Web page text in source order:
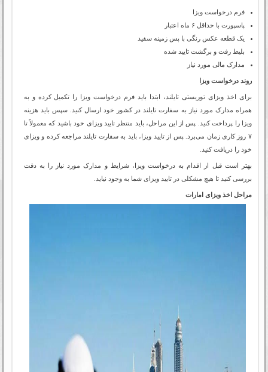
فرم درخواست ویزا
پاسپورت با حداقل ۶ ماه اعتبار
یک قطعه عکس رنگی با پس زمینه سفید
بلیط رفت و برگشت تایید شده
مدارک مالی مورد نیاز
روند درخواست ویزا
برای اخذ ویزای توریستی تایلند، ابتدا باید فرم درخواست ویزا را تکمیل کرده و به
همراه مدارک مورد نیاز به سفارت تایلند در کشور خود ارسال کنید. سپس باید هزینه
ویزا را پرداخت کنید. پس از این مراحل، باید منتظر تایید ویزای خود باشید که معمولاً تا
۷ روز کاری زمان می‌برد. پس از تایید ویزا، باید به سفارت تایلند مراجعه کرده و ویزای
خود را دریافت کنید.
بهتر است قبل از اقدام به درخواست ویزا، شرایط و مدارک مورد نیاز را به دقت
بررسی کنید تا هیچ مشکلی در تایید ویزای شما به وجود نیاید.
مراحل اخذ ویزای امارات